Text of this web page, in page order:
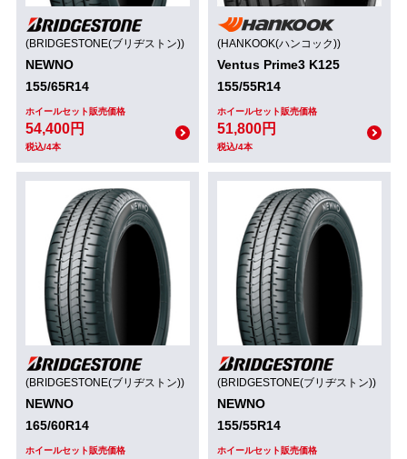
(BRIDGESTONE(ブリヂストン))
NEWNO
155/65R14
ホイールセット販売価格
54,400円
税込/4本
(HANKOOK(ハンコック))
Ventus Prime3 K125
155/55R14
ホイールセット販売価格
51,800円
税込/4本
(BRIDGESTONE(ブリヂストン))
NEWNO
165/60R14
ホイールセット販売価格
(BRIDGESTONE(ブリヂストン))
NEWNO
155/55R14
ホイールセット販売価格